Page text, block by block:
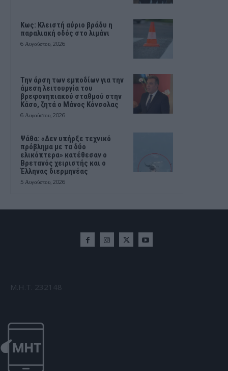
Κως: Κλειστή αύριο βράδυ η
παραλιακή οδός στο λιμάνι
6 Αυγούστου, 2026
Την άρση των εμποδίων για την
άμεση λειτουργία του
βρεφονηπιακού σταθμού στην
Κάσο, ζητά ο Μάνος Κόνσολας
6 Αυγούστου, 2026
Ψάθα: «Δεν υπήρξε τεχνικό
πρόβλημα με τα δύο
ελικόπτερα» κατέθεσαν ο
Βρετανός χειριστής και ο
Έλληνας διερμηνέας
5 Αυγούστου, 2026
Μ.Η.Τ. 232148